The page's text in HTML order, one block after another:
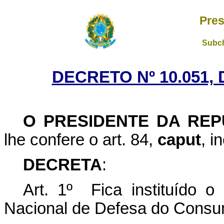
DECRETO Nº 10.051,
O PRESIDENTE DA
lhe confere o art. 84, caput,
DECRETA:
Art. 1º Fica instituído o
Nacional de Defesa do